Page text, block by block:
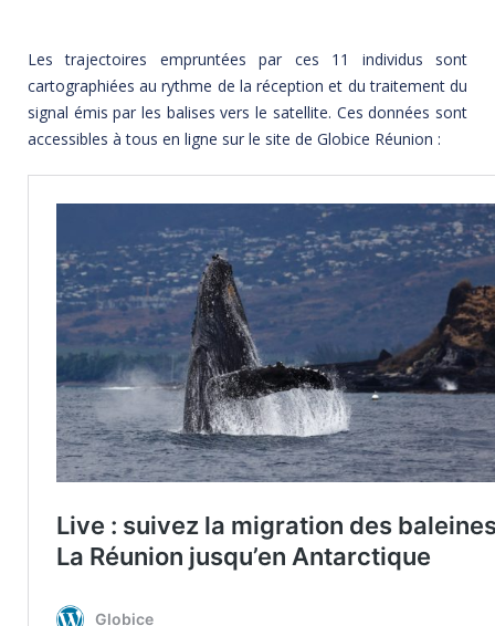
Les trajectoires empruntées par ces 11 individus sont
cartographiées au rythme de la réception et du traitement du
signal émis par les balises vers le satellite. Ces données sont
accessibles à tous en ligne sur le site de Globice Réunion :